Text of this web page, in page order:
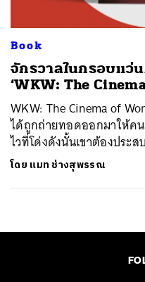
Book
จักรวาลในกรอบแว่
‘WKW: The
WKW: The Cinema of
ได้ถูกถ่ายทอดออกมาให้คน
ไวที่โด่งดังนั้นเขาต้องประ
โดย แมท ช่างสุพรรณ
SHARE